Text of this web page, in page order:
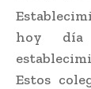
hoy día
Estos